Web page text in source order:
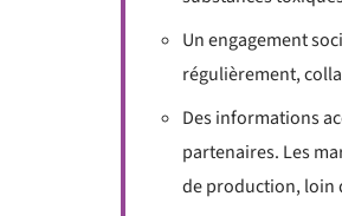
Un engagement
régulièrement,
Des informations
partenaires. Les
de production, loin